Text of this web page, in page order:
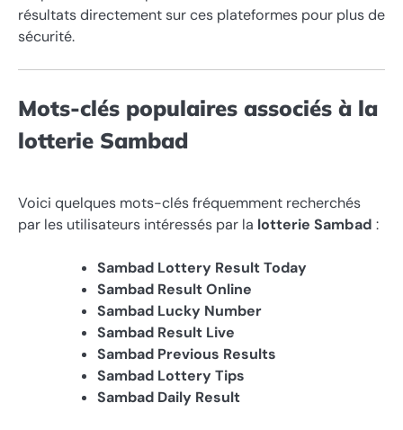
résultats directement sur ces plateformes pour plus de
sécurité.
Mots-clés populaires associés à la
lotterie Sambad
Voici quelques mots-clés fréquemment recherchés
par les utilisateurs intéressés par la lotterie Sambad :
Sambad Lottery Result Today
Sambad Result Online
Sambad Lucky Number
Sambad Result Live
Sambad Previous Results
Sambad Lottery Tips
Sambad Daily Result